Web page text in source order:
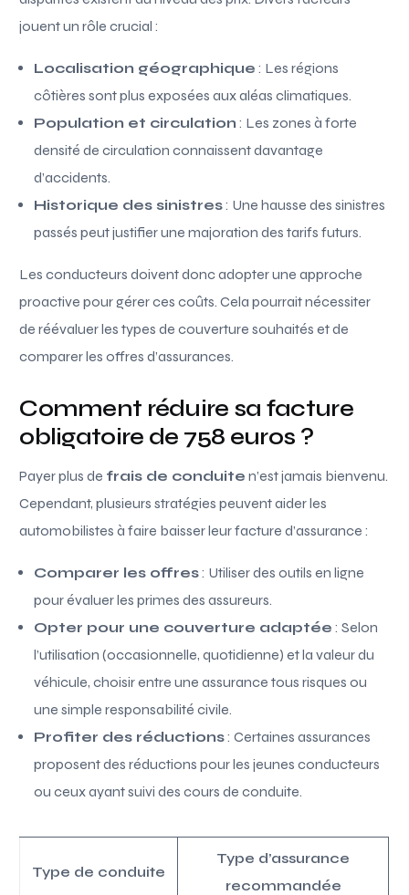
jouent un rôle crucial :
Localisation géographique : Les régions
côtières sont plus exposées aux aléas climatiques.
Population et circulation : Les zones à forte
densité de circulation connaissent davantage
d’accidents.
Historique des sinistres: Une hausse des sinistres
passés peut justifier une majoration des tarifs futurs.
Les conducteurs doivent donc adopter une approche
proactive pour gérer ces coûts. Cela pourrait nécessiter
de réévaluer les types de couverture souhaités et de
comparer les offres d’assurances.
Comment réduire sa facture
obligatoire de 758 euros ?
Payer plus de frais de conduite n’est jamais bienvenu.
Cependant, plusieurs stratégies peuvent aider les
automobilistes à faire baisser leur facture d’assurance :
Comparer les offres: Utiliser des outils en ligne
pour évaluer les primes des assureurs.
Opter pour une couverture adaptée : Selon
l’utilisation (occasionnelle, quotidienne) et la valeur du
véhicule, choisir entre une assurance tous risques ou
une simple responsabilité civile.
Profiter des réductions: Certaines assurances
proposent des réductions pour les jeunes conducteurs
ou ceux ayant suivi des cours de conduite.
Type de conduite
Type d’assurance
recommandée